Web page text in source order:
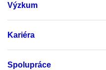
Výzkum
Kariéra
Spolupráce